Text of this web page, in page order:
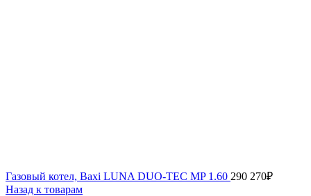
Газовый котел, Baxi LUNA DUO-TEC MP 1.60 290 270₽
Назад к товарам